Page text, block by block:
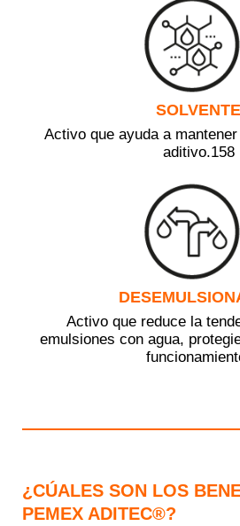
SOLVENTE
Activo que ayuda a
aditivo.158
Activo que reduce la
emulsiones con agua,
¿CÚALES SON LOS
PEMEX ADITEC®?